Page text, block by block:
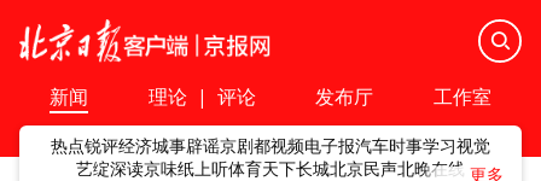
新闻 理论 | 评论 发布厅 工作室
热点锐评经济城事辟谣京剧都视频电子报汽车时事学习视觉
艺绽深读京味纸上听体育天下长城北京民声北晚在线